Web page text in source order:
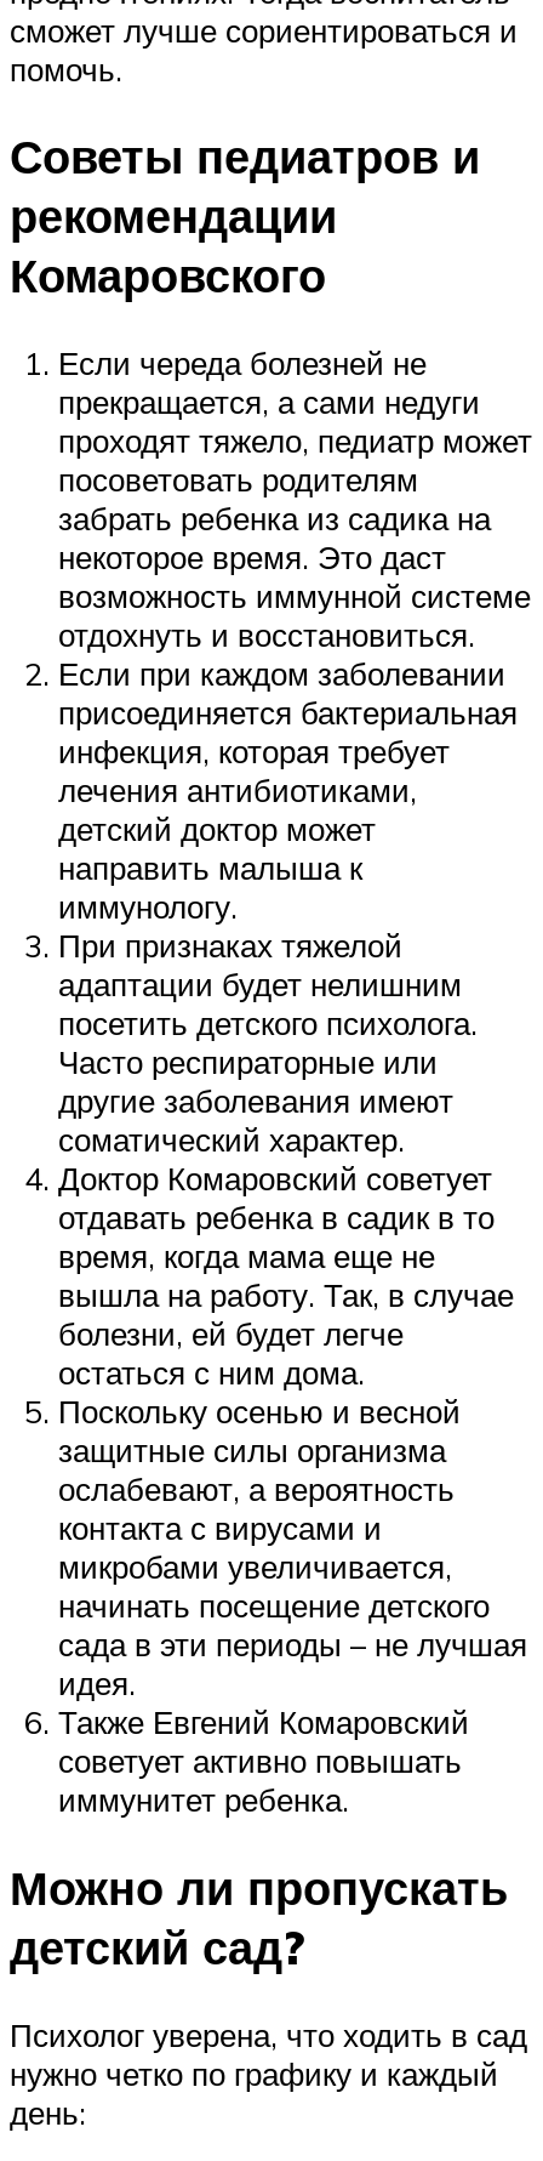
сможет лучше сориентироваться и
помочь.
Советы педиатров и
рекомендации
Комаровского
Если череда болезней не
прекращается, а сами недуги
проходят тяжело, педиатр может
посоветовать родителям
забрать ребенка из садика на
некоторое время. Это даст
возможность иммунной системе
отдохнуть и восстановиться.
Если при каждом заболевании
присоединяется бактериальная
инфекция, которая требует
лечения антибиотиками,
детский доктор может
направить малыша к
иммунологу.
При признаках тяжелой
адаптации будет нелишним
посетить детского психолога.
Часто респираторные или
другие заболевания имеют
соматический характер.
Доктор Комаровский советует
отдавать ребенка в садик в то
время, когда мама еще не
вышла на работу. Так, в случае
болезни, ей будет легче
остаться с ним дома.
Поскольку осенью и весной
защитные силы организма
ослабевают, а вероятность
контакта с вирусами и
микробами увеличивается,
начинать посещение детского
сада в эти периоды – не лучшая
идея.
Также Евгений Комаровский
советует активно повышать
иммунитет ребенка.
Можно ли пропускать
детский сад?
Психолог уверена, что ходить в сад
нужно четко по графику и каждый
день: